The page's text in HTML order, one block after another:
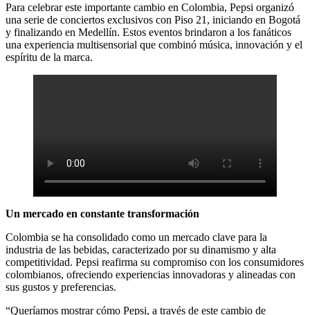
Para celebrar este importante cambio en Colombia, Pepsi organizó
una serie de conciertos exclusivos con Piso 21, iniciando en Bogotá
y finalizando en Medellín. Estos eventos brindaron a los fanáticos
una experiencia multisensorial que combinó música, innovación y el
espíritu de la marca.
Un mercado en constante transformación
Colombia se ha consolidado como un mercado clave para la
industria de las bebidas, caracterizado por su dinamismo y alta
competitividad. Pepsi reafirma su compromiso con los consumidores
colombianos, ofreciendo experiencias innovadoras y alineadas con
sus gustos y preferencias.
“Queríamos mostrar cómo Pepsi, a través de este cambio de